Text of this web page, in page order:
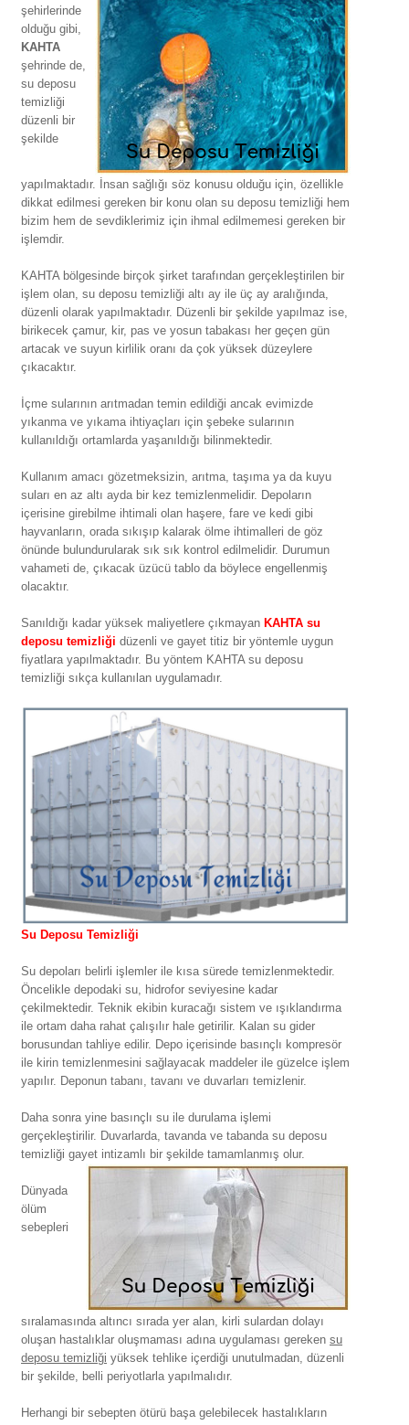
şehirlerinde
olduğu gibi,
KAHTA
şehrinde de,
su deposu
temizliği
düzenli bir
şekilde
yapılmaktadır. İnsan sağlığı söz konusu olduğu için, özellikle
dikkat edilmesi gereken bir konu olan su deposu temizliği ​​​​hem
bizim hem de sevdiklerimiz için ihmal edilmemesi gereken bir
işlemdir.
KAHTA bölgesinde birçok şirket tarafından gerçekleştirilen bir
işlem olan, su deposu temizliği altı ay ile üç ay aralığında,
düzenli olarak yapılmaktadır. Düzenli bir şekilde yapılmaz ise,
birikecek çamur, kir, pas ve yosun tabakası her geçen gün
artacak ve suyun kirlilik oranı da çok yüksek düzeylere
çıkacaktır.
İçme sularının arıtmadan temin edildiği ancak evimizde
yıkanma ve yıkama ihtiyaçları için şebeke sularının
kullanıldığı ortamlarda yaşanıldığı bilinmektedir.
Kullanım amacı gözetmeksizin, arıtma, taşıma ya da kuyu
suları en az altı ayda bir kez temizlenmelidir. Depoların
içerisine girebilme ihtimali olan haşere, fare ve kedi gibi
hayvanların, orada sıkışıp kalarak ölme ihtimalleri de göz
önünde bulundurularak sık sık kontrol edilmelidir. Durumun
vahameti de, çıkacak üzücü tablo da böylece engellenmiş
olacaktır.
Sanıldığı kadar yüksek maliyetlere çıkmayan KAHTA su
deposu temizliği düzenli ve gayet titiz bir yöntemle uygun
fiyatlara yapılmaktadır. Bu yöntem KAHTA su deposu
temizliği sıkça kullanılan uygulamadır.
Su Deposu Temizliği
Su depoları belirli işlemler ile kısa sürede temizlenmektedir.
Öncelikle depodaki su, hidrofor seviyesine kadar
çekilmektedir. Teknik ekibin kuracağı sistem ve ışıklandırma
ile ortam daha rahat çalışılır hale getirilir. Kalan su gider
borusundan tahliye edilir. Depo içerisinde basınçlı kompresör
ile kirin temizlenmesini sağlayacak maddeler ile güzelce işlem
yapılır. Deponun tabanı, tavanı ve duvarları temizlenir.
Daha sonra yine basınçlı su ile durulama işlemi
gerçekleştirilir. Duvarlarda, tavanda ve tabanda su deposu
temizliği gayet intizamlı bir şekilde tamamlanmış olur.
Dünyada
ölüm
sebepleri
sıralamasında altıncı sırada yer alan, kirli sulardan dolayı
oluşan hastalıklar oluşmaması adına uygulaması gereken su
deposu temizliği yüksek tehlike içerdiği unutulmadan, düzenli
bir şekilde, belli periyotlarla yapılmalıdır.
Herhangi bir sebepten ötürü başa gelebilecek hastalıkların